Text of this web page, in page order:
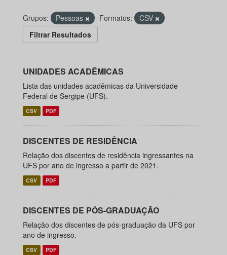
Grupos: Pessoas Formatos:
CSV
Filtrar Resultados
UNIDADES ACADÊMICAS
Lista das unidades acadêmicas da Universidade
Federal de Sergipe (UFS).
CSV PDF
DISCENTES DE RESIDÊNCIA
Relação dos discentes de residência ingressantes na
UFS por ano de ingresso a partir de 2021.
CSV PDF
DISCENTES DE PÓS-GRADUAÇÃO
Relação dos discentes de pós-graduação da UFS por
ano de ingresso.
CSV PDF